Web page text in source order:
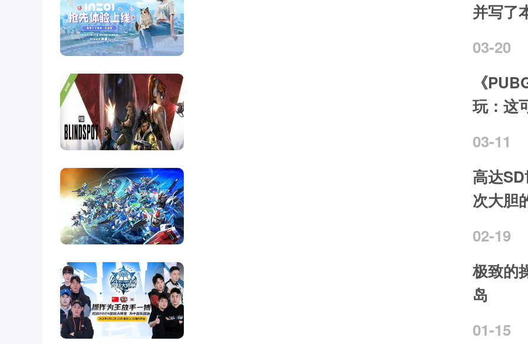
并写了
03-20
《
玩：这
03-11
高达
次大胆
02-19
极致的
岛
01-15